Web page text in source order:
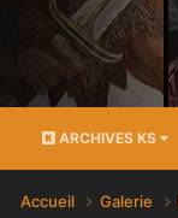
ARCHIVES KS
Accueil Galerie